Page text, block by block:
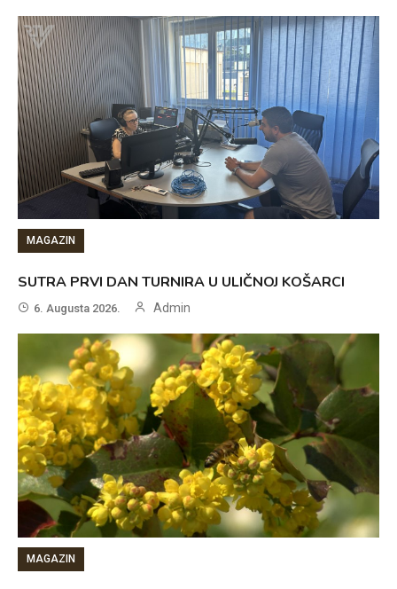
MAGAZIN
SUTRA PRVI DAN TURNIRA U ULIČNOJ KOŠARCI
6. Augusta 2026. Admin
MAGAZIN